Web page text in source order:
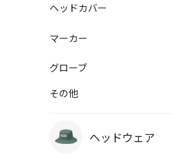
ヘッドカバー
マーカー
グローブ
その他
ヘッドウェア